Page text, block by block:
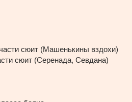
сюит (Машенькины вздохи)
сюит (Серенада, Севдана)